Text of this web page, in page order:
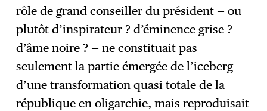
rôle de grand conseiller du président — ou
plutôt d’inspirateur ? d’éminence grise ?
d’âme noire ? — ne constituait pas
seulement la partie émergée de l’iceberg
d’une transformation quasi totale de la
république en oligarchie, mais reproduisait